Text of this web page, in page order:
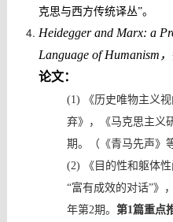
克思与西方传统译丛”。
Heidegger and Marx: a
Language of Humanism ，
论文：
(1) 《历史唯物主义
弃》，《马克思主义
期。（《青马先声》
(2)
《目的性和躯体
“富有成效的对话”》
年第2期。 第1篇重点